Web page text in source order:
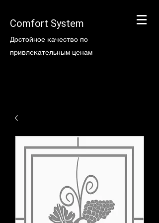
Comfort System
Достойное качество по
привлекательным ценам